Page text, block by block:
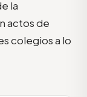
la
actos de
colegios a lo